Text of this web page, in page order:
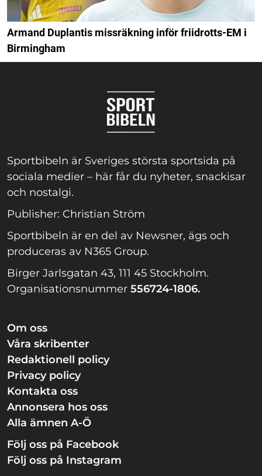
Armand Duplantis missräkning inför friidrotts-EM i
Birmingham
Sportbibeln är Sveriges största sportsida på
sociala medier – här får du nyheter, snackisar
och nostalgi.
Publisher: Christian Ström
Sportbibeln är en del av Newsner, ägs och
produceras av N365 Group.
Birger Jarlsgatan 43, 111 45 Stockholm.
Organisationsnummer 556724-1806.
Om oss
Våra skribenter
Redaktionell policy
Privacy policy
Kontakta oss
Annonsera hos oss
Alla ämnen A-Ö
Följ oss på Facebook
Följ oss på Instagram